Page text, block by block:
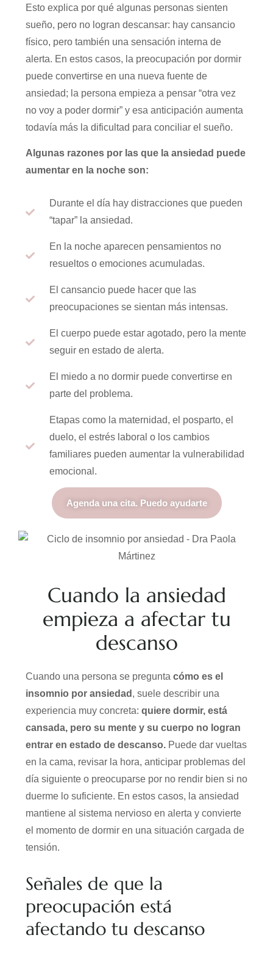
Esto explica por qué algunas personas sienten
sueño, pero no logran descansar: hay cansancio
físico, pero también una sensación interna de
alerta. En estos casos, la preocupación por dormir
puede convertirse en una nueva fuente de
ansiedad; la persona empieza a pensar “otra vez
no voy a poder dormir” y esa anticipación aumenta
todavía más la dificultad para conciliar el sueño.
Algunas razones por las que la ansiedad puede
aumentar en la noche son:
Durante el día hay distracciones que pueden
“tapar” la ansiedad.
En la noche aparecen pensamientos no
resueltos o emociones acumuladas.
El cansancio puede hacer que las
preocupaciones se sientan más intensas.
El cuerpo puede estar agotado, pero la mente
seguir en estado de alerta.
El miedo a no dormir puede convertirse en
parte del problema.
Etapas como la maternidad, el posparto, el
duelo, el estrés laboral o los cambios
familiares pueden aumentar la vulnerabilidad
emocional.
Agenda una cita. Puedo ayudarte
Cuando la ansiedad
empieza a afectar tu
descanso
Cuando una persona se pregunta cómo es el
insomnio por ansiedad , suele describir una
experiencia muy concreta: quiere dormir, está
cansada, pero su mente y su cuerpo no logran
entrar en estado de descanso. Puede dar vueltas
en la cama, revisar la hora, anticipar problemas del
día siguiente o preocuparse por no rendir bien si no
duerme lo suficiente. En estos casos, la ansiedad
mantiene al sistema nervioso en alerta y convierte
el momento de dormir en una situación cargada de
tensión.
Señales de que la
preocupación está
afectando tu descanso